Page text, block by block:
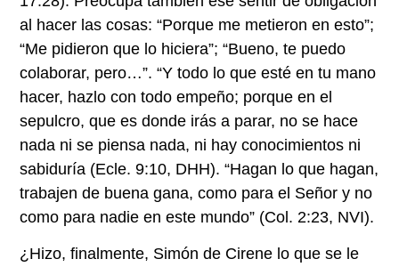
al hacer las cosas: “Porque me metieron en esto”;
“Me pidieron que lo hiciera”; “Bueno, te puedo
colaborar, pero…”. “Y todo lo que esté en tu mano
hacer, hazlo con todo empeño; porque en el
sepulcro, que es donde irás a parar, no se hace
nada ni se piensa nada, ni hay conocimientos ni
sabiduría (Ecle. 9:10, DHH). “Hagan lo que hagan,
trabajen de buena gana, como para el Señor y no
como para nadie en este mundo” (Col. 2:23, NVI).
¿Hizo, finalmente, Simón de Cirene lo que se le